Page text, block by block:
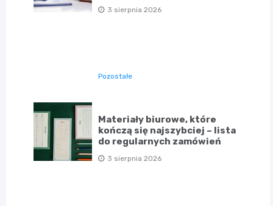
3 sierpnia 2026
Pozostałe
Materiały biurowe, które
kończą się najszybciej – lista
do regularnych zamówień
3 sierpnia 2026